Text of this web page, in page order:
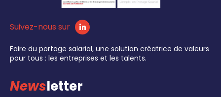
Suivez-nous sur
Faire du portage salarial, une solution créatrice de valeurs
pour tous : les entreprises et les talents.
Newsletter